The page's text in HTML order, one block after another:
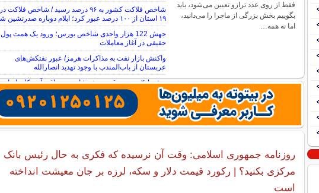
فقط از روی عدد ترازو تعیین می‌شود، باید
بگوییم بخش بزرگی از ماجرا را می‌دانید،
اما نه همه…
شاخص فلاکت کشور به ۹۶ درصد رسید / شاخص فلاکت در
۱۹ استان از ۱۰۰ درصد عبور کرد؛ ایلام دوباره صدرنشین شد
جهش 122 هزار واحدی شاخص بورس؛ ورود یک همت پول
حقیقی در آغاز معاملات
واکنش بازار نفت به مذاکرات هرمز/ عبور نفتکش‌های
عربستان از باب‌المندب با وجود تهدید انصارالله
سقوط ۴ درصدی قیمت نفت؛ امید به توافق آمریکا و ایران
بازار را نزولی کرد
روزنامه جمهوری اسلامی: وقت آن نرسیده که فکری به حال رئیس بانک
مرکزی بکنید؟ | رکورد قیمت دلار و سکه، لرزه بر جان معیشت انداخته
است